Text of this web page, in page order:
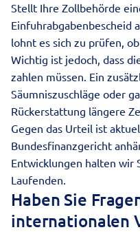
Stellt Ihre Zollbehörde
Einfuhrabgabenbescheid
lohnt es sich zu prüfen,
Wichtig ist jedoch, dass
zahlen müssen. Ein
Säumniszuschläge oder
Rückerstattung längere
Gegen das Urteil ist
Bundesfinanzgericht
Entwicklungen halten wir
Laufenden.
Haben Sie
internationalen